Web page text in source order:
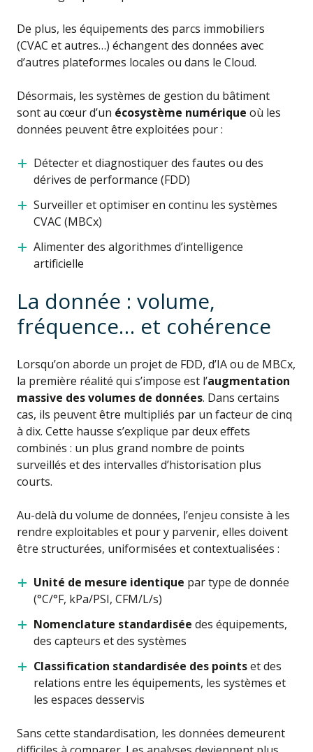
De plus, les équipements des parcs immobiliers
(CVAC et autres…) échangent des données avec
d’autres plateformes locales ou dans le Cloud.
Désormais, les systèmes de gestion du bâtiment
sont au cœur d’un écosystème numérique où les
données peuvent être exploitées pour :
Détecter et diagnostiquer des fautes ou des
dérives de performance (FDD)
Surveiller et optimiser en continu les systèmes
CVAC (MBCx)
Alimenter des algorithmes d’intelligence
artificielle
La donnée : volume,
fréquence… et cohérence
Lorsqu’on aborde un projet de FDD, d’IA ou de MBCx,
la première réalité qui s’impose est l’augmentation
massive des volumes de données. Dans certains
cas, ils peuvent être multipliés par un facteur de cinq
à dix. Cette hausse s’explique par deux effets
combinés : un plus grand nombre de points
surveillés et des intervalles d’historisation plus
courts.
Au-delà du volume de données, l’enjeu consiste à les
rendre exploitables et pour y parvenir, elles doivent
être structurées, uniformisées et contextualisées :
Unité de mesure identique par type de donnée
(°C/°F, kPa/PSI, CFM/L/s)
Nomenclature standardisée des équipements,
des capteurs et des systèmes
Classification standardisée des pointset des
relations entre les équipements, les systèmes et
les espaces desservis
Sans cette standardisation, les données demeurent